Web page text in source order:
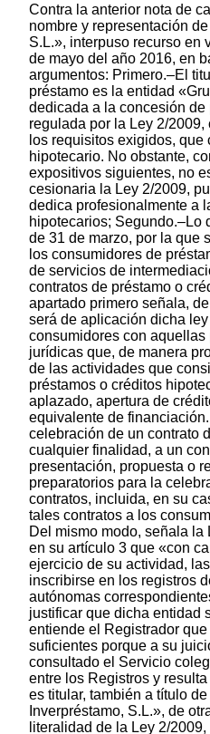
Contra la anterior nota de
nombre y representación
S.L.», interpuso recurso en
de mayo del año 2016, en
argumentos: Primero.–El
préstamo es la entidad
dedicada a la concesión
regulada por la Ley 2/
los requisitos exigidos, que
hipotecario. No obstante,
expositivos siguientes, no
cesionaria la Ley 2/2009,
dedica profesionalmente a
hipotecarios; Segundo.–Lo
de 31 de marzo, por la que
los consumidores de
de servicios de
contratos de préstamo o
apartado primero señala,
será de aplicación dicha
consumidores con
jurídicas que, de manera
de las actividades que
préstamos o créditos
aplazado, apertura de
equivalente de
celebración de un contrato
cualquier finalidad, a un
presentación, propuesta o
preparatorios para la
contratos, incluida, en su
tales contratos a los
Del mismo modo, señala la
en su artículo 3 que «con
ejercicio de su actividad,
inscribirse en los registros
autónomas
justificar que dicha entidad
entiende el Registrador
suficientes porque a su
consultado el Servicio
entre los Registros y
es titular, también a título
Inverpréstamo, S.L.», de
literalidad de la Ley 2/